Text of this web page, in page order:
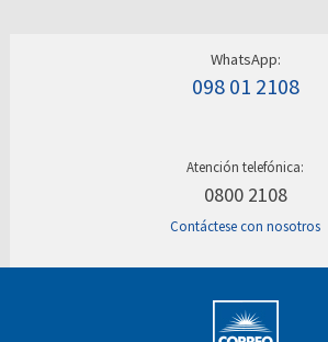
WhatsApp:
098 01 2108
Atención telefónica:
0800 2108
Contáctese con nosotros